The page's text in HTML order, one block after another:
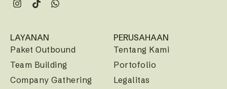
LAYANAN
Paket Outbound
Team Building
Company Gathering
PERUSAHAAN
Tentang Kami
Portofolio
Legalitas